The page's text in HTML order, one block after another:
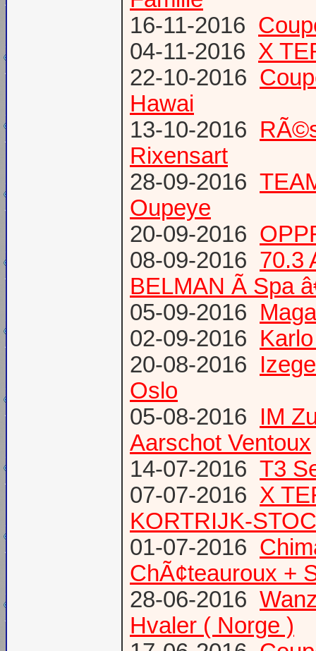
16-11-2016
04-11-2016 X
22-10-2016
Hawai
13-10-2016
Rixensart
28-09-2016
Oupeye
20-09-2016
08-09-2016 70.3
BELMAN Ã Spa
05-09-2016
02-09-2016
20-08-2016
Oslo
05-08-2016 IM
Aarschot Ventoux
14-07-2016 T3
07-07-2016 X
KORTRIJK-
01-07-2016
ChÃ¢teauroux +
28-06-2016
Hvaler ( Norge )